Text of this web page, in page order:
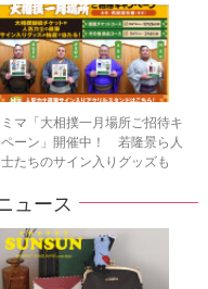
マ「大相撲一月場所ご招待キ
ペーン」開催中！ 若隆景ら人
たちのサイン入りグッズも
ュース